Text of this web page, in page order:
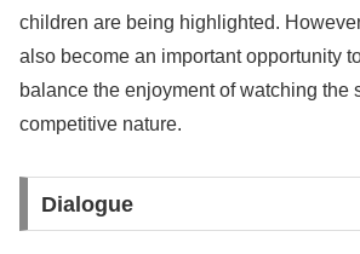
children are being highlighted.
also become an important opportunity
balance the enjoyment of watching the
competitive nature.
Dialogue